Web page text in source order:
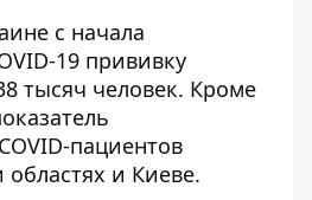
с начала
19 прививку
тысяч человек. Кроме
пациентов
и Киеве.